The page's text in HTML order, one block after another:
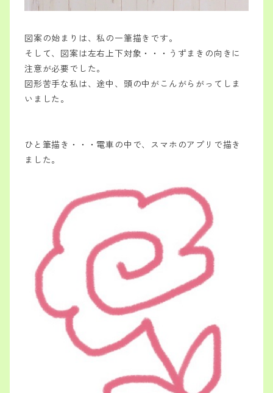
図案の始まりは、私の一筆描きです。
そして、図案は左右上下対象・・・うずまきの向きに
注意が必要でした。
図形苦手な私は、途中、頭の中がこんがらがってしま
いました。
ひと筆描き・・・電車の中で、スマホのアプリで描き
ました。